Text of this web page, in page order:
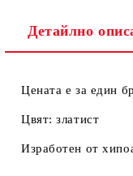
Детайлно
Цената е за един
Цвят: златист
Изработен от